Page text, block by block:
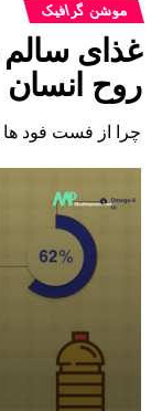
موشن گرافیک
غذای
روح انسان
چرا از فست فود ها